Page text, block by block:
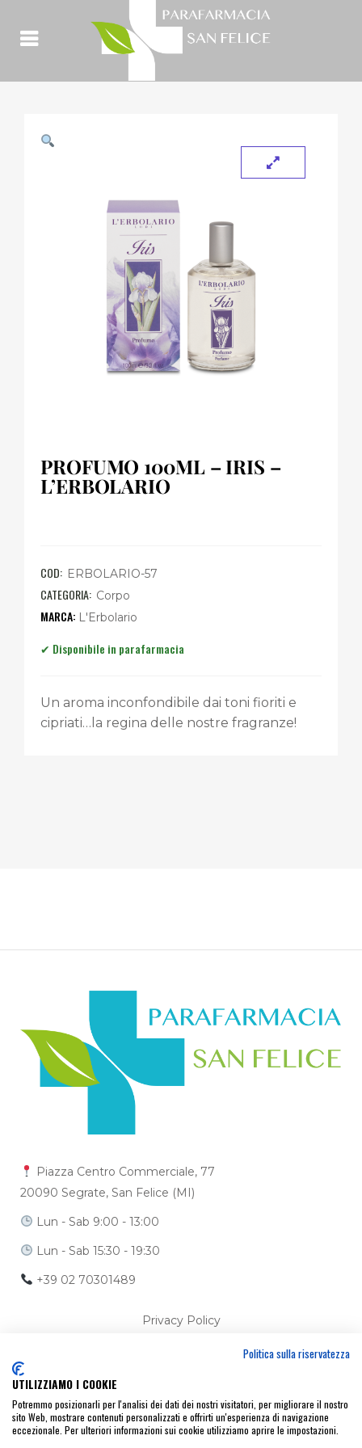
PROFUMO 100ML – IRIS –
L’ERBOLARIO
COD: ERBOLARIO-57
CATEGORIA: Corpo
L'Erbolario
Un aroma inconfondibile dai toni fioriti e
cipriati…la regina delle nostre fragranze!
Piazza Centro Commerciale, 77
20090 Segrate, San Felice (MI)
Lun - Sab 9:00 - 13:00
Lun - Sab 15:30 - 19:30
+39 02 70301489
Privacy Policy
Ci trovi anche su
Politica sulla riservatezza
UTILIZZIAMO I COOKIE
Potremmo posizionarli per l'analisi dei dati dei nostri visitatori, per migliorare il nostro
sito Web, mostrare contenuti personalizzati e offrirti un'esperienza di navigazione
eccezionale. Per ulteriori informazioni sui cookie utilizziamo aprire le impostazioni.